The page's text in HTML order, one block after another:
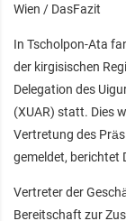
Wien / DasFazit
In Tscholpon-Ata
der kirgisischen
Delegation des
(XUAR) statt. Dies
Vertretung des
gemeldet, berichtet
Vertreter der
Bereitschaft zur